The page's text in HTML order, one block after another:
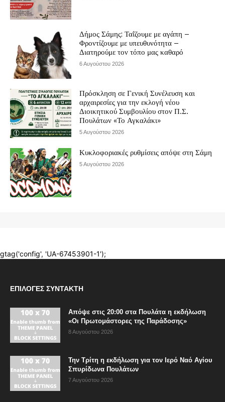
ΕΠΙΛΟΓΈΣ ΣΥΝΤΆΚΤΗ
Απόψε στις 20:00 στα Πουλάτα η εκδήλωση
«Οι Πρωτομάστορες της Παράδοσης»
8 Αυγούστου 2026
Την Τρίτη η εκδήλωση για τον Ιερό Ναό Αγίου
Σπυρίδωνα Πουλάτων
7 Αυγούστου 2026